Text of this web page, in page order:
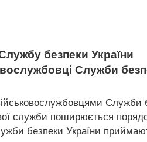
безпеки України
Служби
служби поширюється
безпеки України